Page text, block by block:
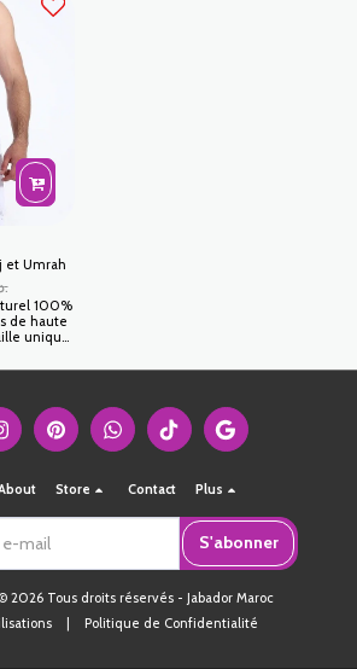
et Umrah
د.م.
100%
unique.
au
Store Contact Plus
S'abonner
2026 Tous droits réservés - Jabador Maroc
| Politique de Confidentialité